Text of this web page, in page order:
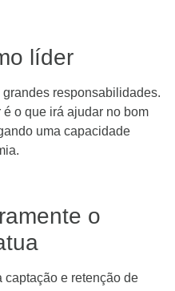
líder
responsabilidades.
o que irá ajudar no bom
uma capacidade
o
captação e retenção de